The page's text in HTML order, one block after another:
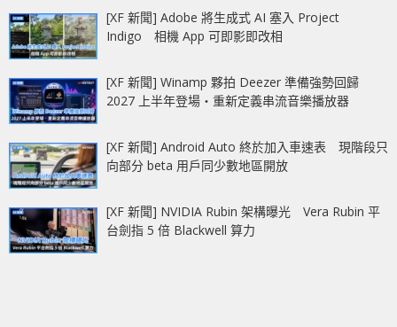
[XF 新聞] Adobe 將生成式 AI 塞入 Project
Indigo 相機 App 可即影即改相
[XF 新聞] Winamp 夥拍 Deezer 準備強勢回歸
2027 上半年登場‧重新定義串流音樂播放器
[XF 新聞] Android Auto 終於加入車速表 現階段只
向部分 beta 用戶同少數地區開放
[XF 新聞] NVIDIA Rubin 架構曝光 Vera Rubin 平
台劍指 5 倍 Blackwell 算力